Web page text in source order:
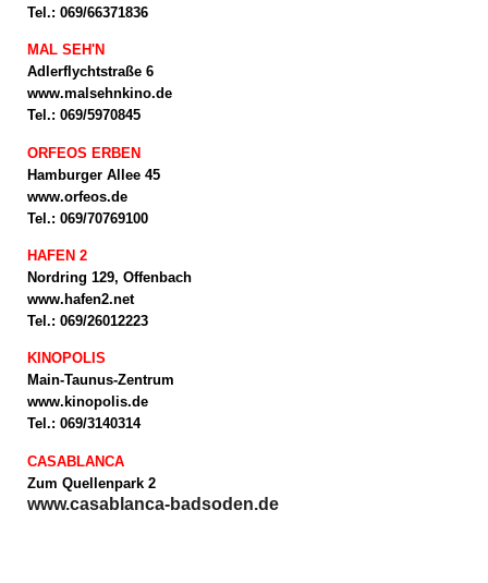
Tel.: 069/66371836
MAL SEH'N
Adlerflychtstraße 6
www.malsehnkino.de
Tel.: 069/5970845
ORFEOS ERBEN
Hamburger Allee 45
www.orfeos.de
Tel.: 069/70769100
HAFEN 2
Nordring 129, Offenbach
www.hafen2.net
Tel.: 069/26012223
KINOPOLIS
Main-Taunus-Zentrum
www.kinopolis.de
Tel.: 069/3140314
CASABLANCA
Zum Quellenpark 2
www.casablanca-badsoden.de